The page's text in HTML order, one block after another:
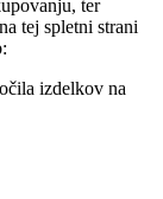
ter
tej spletni strani
izdelkov na